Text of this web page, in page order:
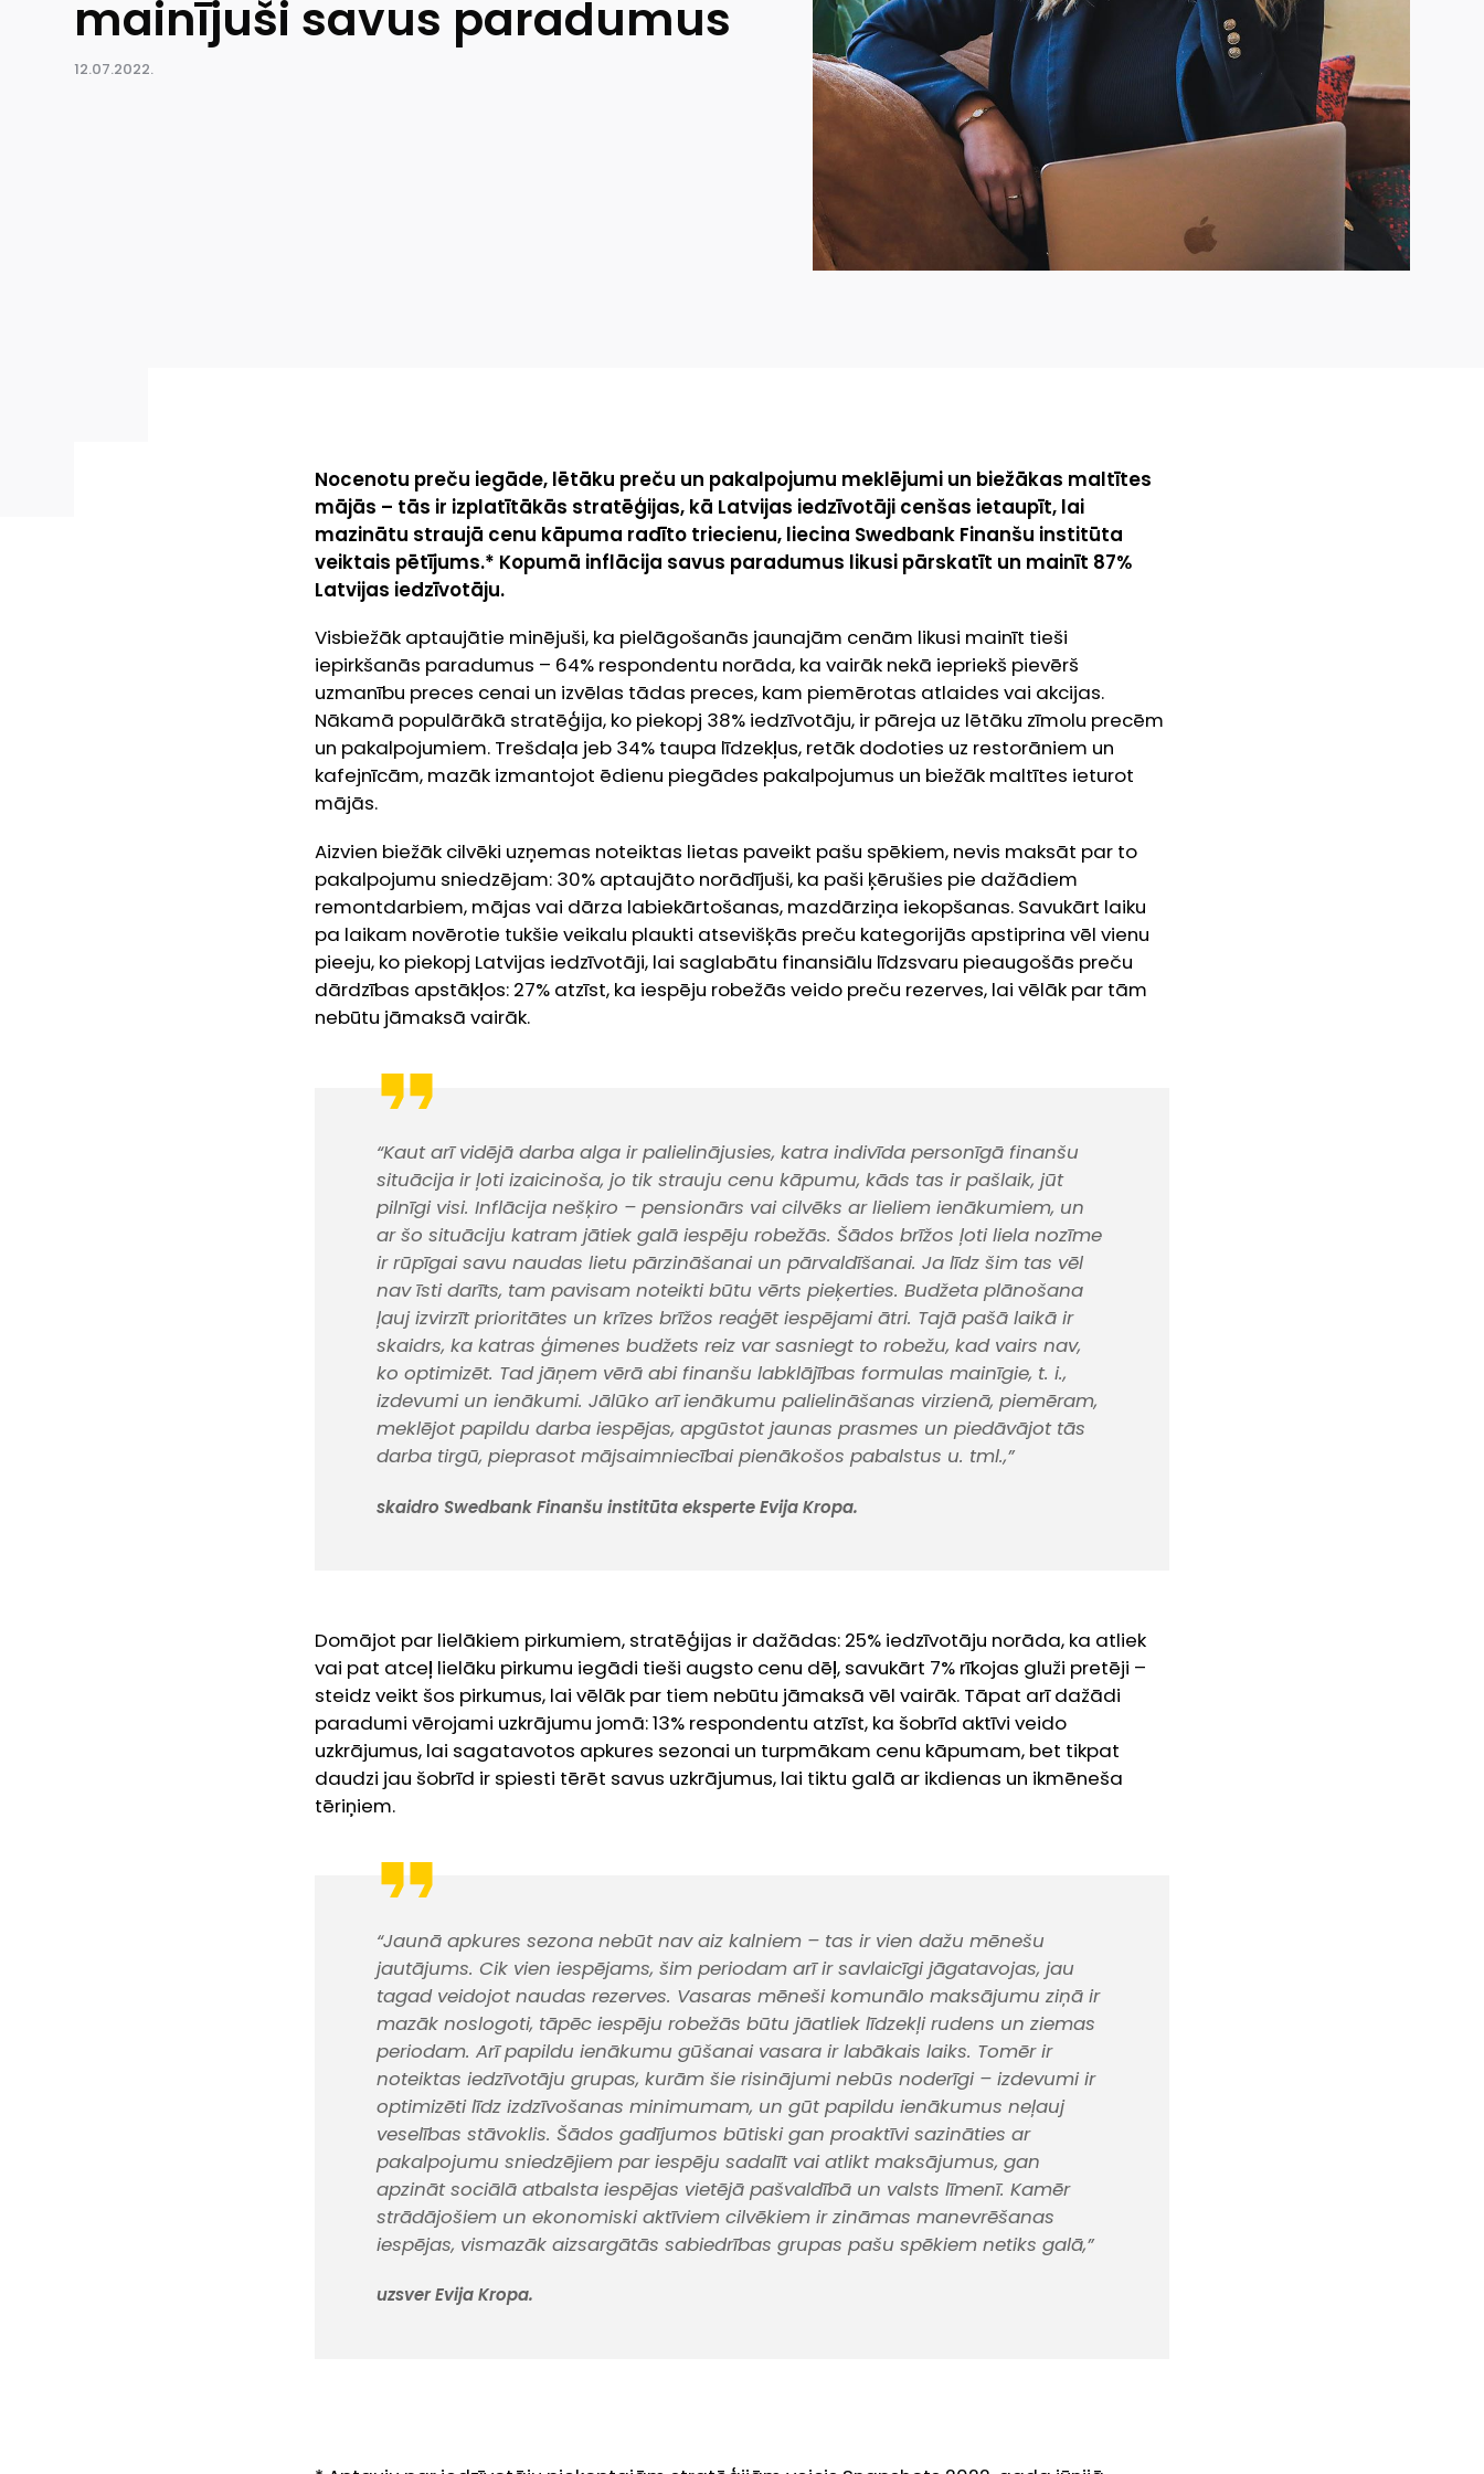
mainījuši savus paradumus
12.07.2022.
Nocenotu preču iegāde, lētāku preču un pakalpojumu meklējumi un biežākas maltītes
mājās – tās ir izplatītākās stratēģijas, kā Latvijas iedzīvotāji cenšas ietaupīt, lai
mazinātu straujā cenu kāpuma radīto triecienu, liecina Swedbank Finanšu institūta
veiktais pētījums.* Kopumā inflācija savus paradumus likusi pārskatīt un mainīt 87%
Latvijas iedzīvotāju.
Visbiežāk aptaujātie minējuši, ka pielāgošanās jaunajām cenām likusi mainīt tieši
iepirkšanās paradumus – 64% respondentu norāda, ka vairāk nekā iepriekš pievērš
uzmanību preces cenai un izvēlas tādas preces, kam piemērotas atlaides vai akcijas.
Nākamā populārākā stratēģija, ko piekopj 38% iedzīvotāju, ir pāreja uz lētāku zīmolu precēm
un pakalpojumiem. Trešdaļa jeb 34% taupa līdzekļus, retāk dodoties uz restorāniem un
kafejnīcām, mazāk izmantojot ēdienu piegādes pakalpojumus un biežāk maltītes ieturot
mājās.
Aizvien biežāk cilvēki uzņemas noteiktas lietas paveikt pašu spēkiem, nevis maksāt par to
pakalpojumu sniedzējam: 30% aptaujāto norādījuši, ka paši ķērušies pie dažādiem
remontdarbiem, mājas vai dārza labiekārtošanas, mazdārziņa iekopšanas. Savukārt laiku
pa laikam novērotie tukšie veikalu plaukti atsevišķās preču kategorijās apstiprina vēl vienu
pieeju, ko piekopj Latvijas iedzīvotāji, lai saglabātu finansiālu līdzsvaru pieaugošās preču
dārdzības apstākļos: 27% atzīst, ka iespēju robežās veido preču rezerves, lai vēlāk par tām
nebūtu jāmaksā vairāk.
“Kaut arī vidējā darba alga ir palielinājusies, katra indivīda personīgā finanšu
situācija ir ļoti izaicinoša, jo tik strauju cenu kāpumu, kāds tas ir pašlaik, jūt
pilnīgi visi. Inflācija nešķiro – pensionārs vai cilvēks ar lieliem ienākumiem, un
ar šo situāciju katram jātiek galā iespēju robežās. Šādos brīžos ļoti liela nozīme
ir rūpīgai savu naudas lietu pārzināšanai un pārvaldīšanai. Ja līdz šim tas vēl
nav īsti darīts, tam pavisam noteikti būtu vērts pieķerties. Budžeta plānošana
ļauj izvirzīt prioritātes un krīzes brīžos reaģēt iespējami ātri. Tajā pašā laikā ir
skaidrs, ka katras ģimenes budžets reiz var sasniegt to robežu, kad vairs nav,
ko optimizēt. Tad jāņem vērā abi finanšu labklājības formulas mainīgie, t. i.,
izdevumi un ienākumi. Jālūko arī ienākumu palielināšanas virzienā, piemēram,
meklējot papildu darba iespējas, apgūstot jaunas prasmes un piedāvājot tās
darba tirgū, pieprasot mājsaimniecībai pienākošos pabalstus u. tml.,”
skaidro Swedbank Finanšu institūta eksperte Evija Kropa.
Domājot par lielākiem pirkumiem, stratēģijas ir dažādas: 25% iedzīvotāju norāda, ka atliek
vai pat atceļ lielāku pirkumu iegādi tieši augsto cenu dēļ, savukārt 7% rīkojas gluži pretēji –
steidz veikt šos pirkumus, lai vēlāk par tiem nebūtu jāmaksā vēl vairāk. Tāpat arī dažādi
paradumi vērojami uzkrājumu jomā: 13% respondentu atzīst, ka šobrīd aktīvi veido
uzkrājumus, lai sagatavotos apkures sezonai un turpmākam cenu kāpumam, bet tikpat
daudzi jau šobrīd ir spiesti tērēt savus uzkrājumus, lai tiktu galā ar ikdienas un ikmēneša
tēriņiem.
“Jaunā apkures sezona nebūt nav aiz kalniem – tas ir vien dažu mēnešu
jautājums. Cik vien iespējams, šim periodam arī ir savlaicīgi jāgatavojas, jau
tagad veidojot naudas rezerves. Vasaras mēneši komunālo maksājumu ziņā ir
mazāk noslogoti, tāpēc iespēju robežās būtu jāatliek līdzekļi rudens un ziemas
periodam. Arī papildu ienākumu gūšanai vasara ir labākais laiks. Tomēr ir
noteiktas iedzīvotāju grupas, kurām šie risinājumi nebūs noderīgi – izdevumi ir
optimizēti līdz izdzīvošanas minimumam, un gūt papildu ienākumus neļauj
veselības stāvoklis. Šādos gadījumos būtiski gan proaktīvi sazināties ar
pakalpojumu sniedzējiem par iespēju sadalīt vai atlikt maksājumus, gan
apzināt sociālā atbalsta iespējas vietējā pašvaldībā un valsts līmenī. Kamēr
strādājošiem un ekonomiski aktīviem cilvēkiem ir zināmas manevrēšanas
iespējas, vismazāk aizsargātās sabiedrības grupas pašu spēkiem netiks galā,”
uzsver Evija Kropa.